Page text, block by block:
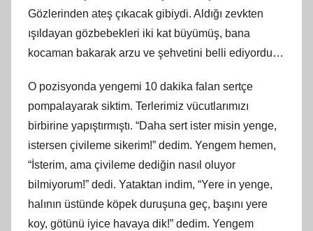
Gözlerinden ateş çıkacak gibiydi. Aldığı zevkten
ışıldayan gözbebekleri iki kat büyümüş, bana
kocaman bakarak arzu ve şehvetini belli ediyordu…
O pozisyonda yengemi 10 dakika falan sertçe
pompalayarak siktim. Terlerimiz vücutlarımızı
birbirine yapıştırmıştı. “Daha sert ister misin yenge,
istersen çivileme sikerim!” dedim. Yengem hemen,
“İsterim, ama çivileme dediğin nasıl oluyor
bilmiyorum!” dedi. Yataktan indim, “Yere in yenge,
halının üstünde köpek duruşuna geç, başını yere
koy, götünü iyice havaya dik!” dedim. Yengem